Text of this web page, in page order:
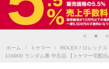
ホーム / トケマー / ROLEX / ロレックス
116900 ランダム番 中古品 【トケマー宅配